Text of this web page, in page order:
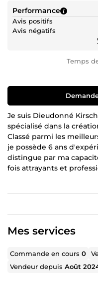
Performance
Avis positifs
Avis négatifs
Temps
Je suis Dieudonné
spécialisé dans la
Classé parmi les
je possède 6 ans
distingue par ma
fois attrayants et
et détenteur de deux
le plus populaire,
learning reconnues
Je propose mes
accompagner dans la
Mes services
Commande en cours0
Vendeur depuisAoût